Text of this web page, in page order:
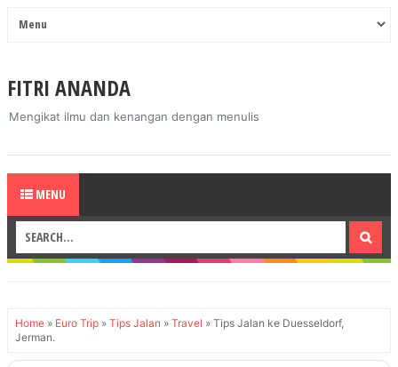
FITRI ANANDA
Mengikat ilmu dan kenangan dengan menulis
MENU
Home » Euro Trip » Tips Jalan » Travel » Tips Jalan ke Duesseldorf,
Jerman.